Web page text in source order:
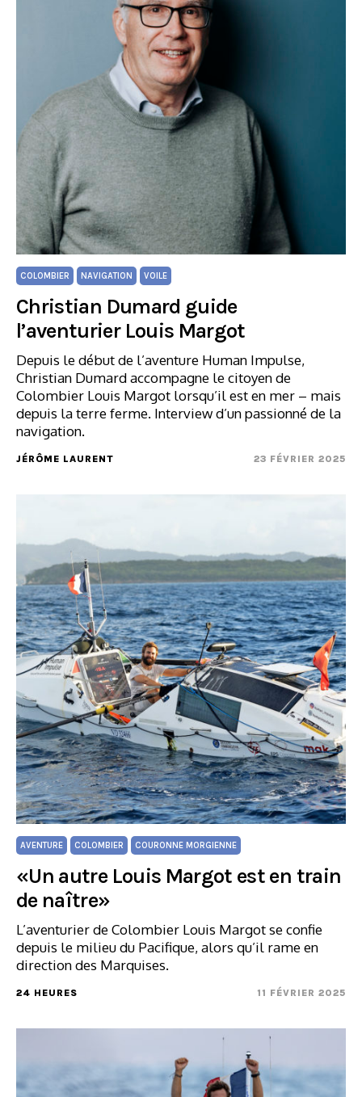
COLOMBIER NAVIGATION VOILE
Christian Dumard guide
l’aventurier Louis Margot
Depuis le début de l’aventure Human Impulse,
Christian Dumard accompagne le citoyen de
Colombier Louis Margot lorsqu’il est en mer – mais
depuis la terre ferme. Interview d’un passionné de la
navigation.
JÉRÔME LAURENT 23 FÉVRIER 2025
AVENTURE COLOMBIER COURONNE MORGIENNE
«Un autre Louis Margot est en train
de naître»
L’aventurier de Colombier Louis Margot se confie
depuis le milieu du Pacifique, alors qu’il rame en
direction des Marquises.
24 HEURES 11 FÉVRIER 2025